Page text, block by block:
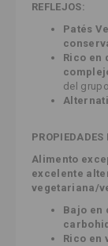
REFLEJOS:
Patés
Rico en
del
Alimento
excelente
vegetariana/
Bajo en
Rico en